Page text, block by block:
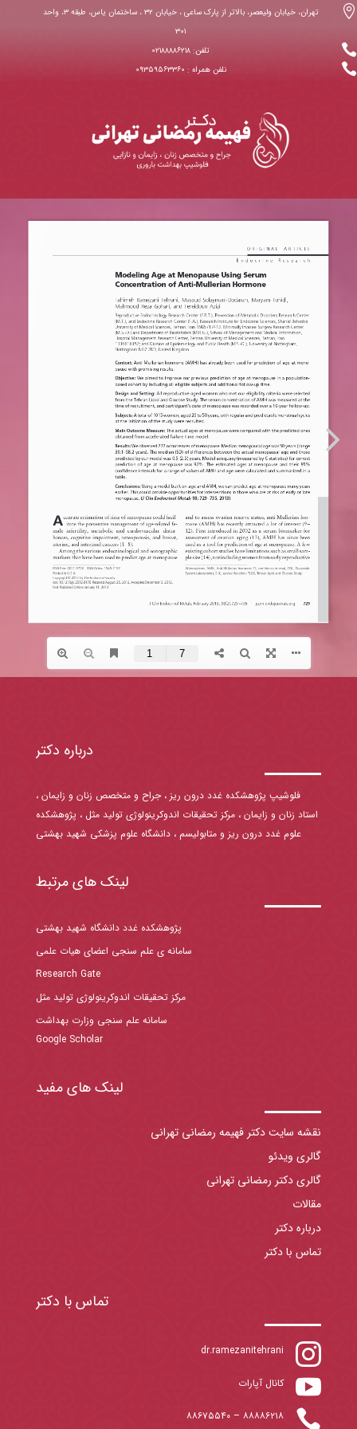

تهران، خیابان ولیعصر، بالاتر از پارک ساعی ، خیابان ۳۲ ، ساختمان یاس، طبقه ۳، واحد
۳۰۱
 تلفن: ۰۲۱۸۸۸۸۶۲۱۸
 نلفن همراه : ۰۹۳۵۹۵۶۳۳۶۰
درباره دکتر
فلوشیپ پژوهشکده غدد درون ریز ، جراح و متخصص زنان و زایمان ،
استاد زنان و زایمان ، مرکز تحقیقات اندوکرینولوژی تولید مثل ، پژوهشکده
علوم غدد درون ریز و متابولیسم ، دانشگاه علوم پزشکی شهید بهشتی
لینک های مرتبط
پژوهشکده غدد دانشگاه شهید بهشتی
سامانه ی علم سنجی اعضای هیات علمی
Research Gate
مرکز تحقیقات اندوکرینولوژی تولید مثل
سامانه علم سنجی وزارت بهداشت
Google Scholar
لینک های مفید
نقشه سایت دکتر فهیمه رمضانی تهرانی
گالری ویدئو
گالری دکتر رمضانی تهرانی
مقالات
درباره دکتر
تماس با دکتر
تماس با دکتر

dr.ramezanitehrani
 کانال آپارات
 ۸۸۸۸۶۲۱۸– ۸۸۶۷۵۵۴۰